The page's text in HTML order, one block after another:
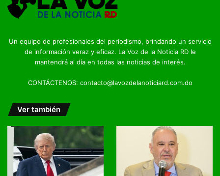
Un equipo de profesionales del periodismo, brindando un servicio
de información veraz y eficaz. La Voz de la Noticia RD le
mantendrá al día en todas las noticias de interés.
CONTÁCTENOS: contacto@lavozdelanoticiard.com.do
Ver también